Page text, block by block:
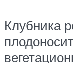
Клубника